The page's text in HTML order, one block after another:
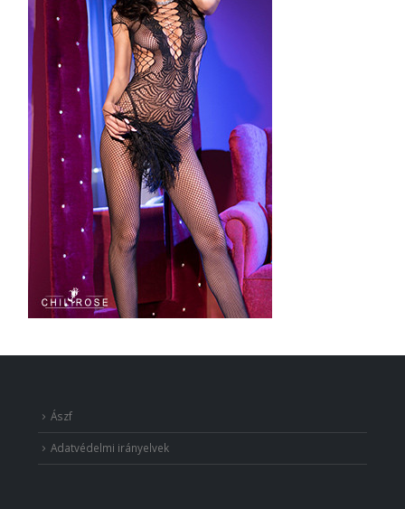
Ászf
Adatvédelmi irányelvek